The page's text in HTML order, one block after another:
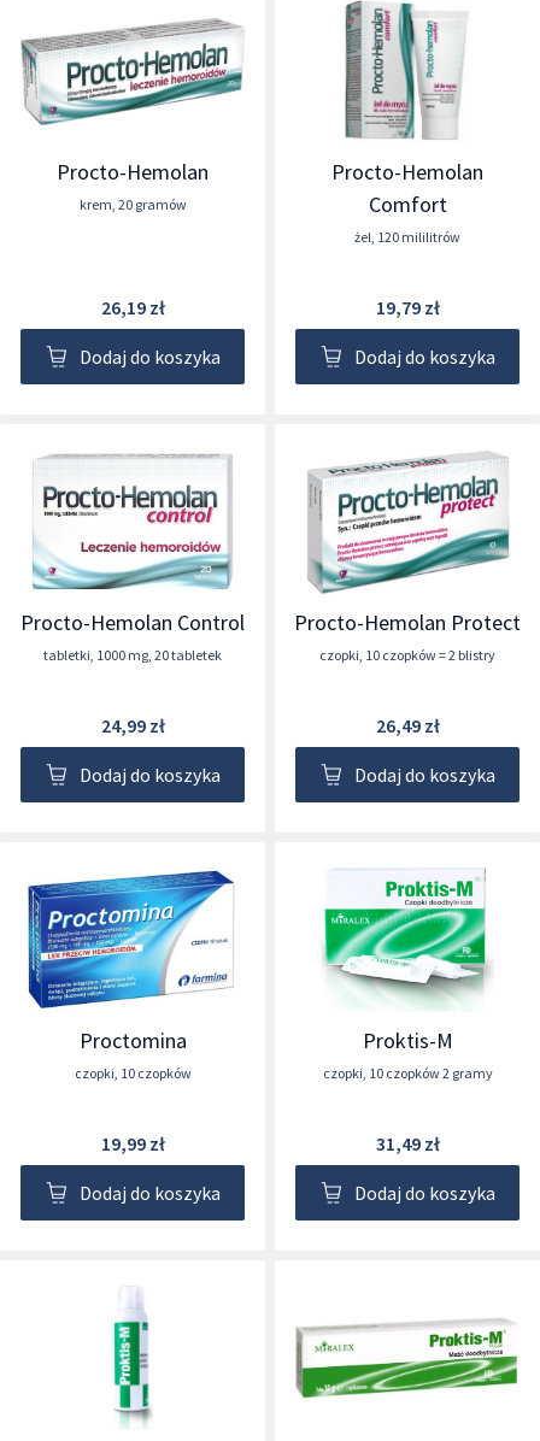
Procto-Hemolan
krem, 20 gramów
26,19 zł
Dodaj do koszyka
Procto-Hemolan
Comfort
żel, 120 mililitrów
19,79 zł
Dodaj do koszyka
Procto-Hemolan Control
tabletki, 1000 mg, 20 tabletek
24,99 zł
Dodaj do koszyka
Procto-Hemolan Protect
czopki, 10 czopków = 2 blistry
26,49 zł
Dodaj do koszyka
Proctomina
czopki, 10 czopków
19,99 zł
Dodaj do koszyka
Proktis-M
czopki, 10 czopków 2 gramy
31,49 zł
Dodaj do koszyka